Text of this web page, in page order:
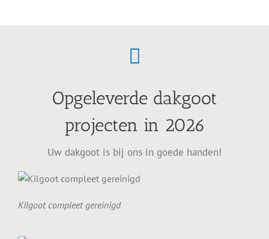
Opgeleverde dakgoot
projecten in 2026
Uw dakgoot is bij ons in goede handen!
Kilgoot compleet gereinigd